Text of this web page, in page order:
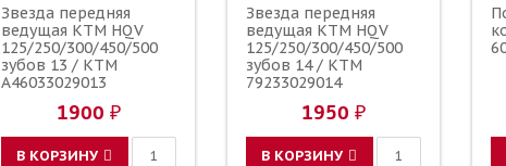
Звезда передняя
ведущая KTM HQV
125/250/300/450/500
зубов 13 / KTM
A46033029013
1900 ₽
В КОРЗИНУ
Звезда передняя
ведущая KTM HQV
125/250/300/450/500
зубов 14 / KTM
79233029014
1950 ₽
В КОРЗИНУ